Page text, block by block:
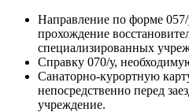
Направление по форме
прохождение
специализированных
Справку 070/у,
Санаторно-курортную
непосредственно перед
учреждение.